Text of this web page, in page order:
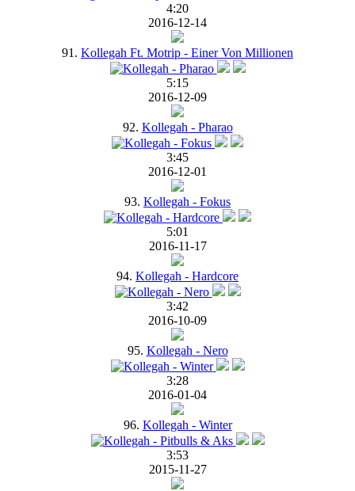
4:20
2016-12-14
91. Kollegah Ft. Motrip - Einer Von Millionen
5:15
2016-12-09
92. Kollegah - Pharao
3:45
2016-12-01
93. Kollegah - Fokus
5:01
2016-11-17
94. Kollegah - Hardcore
3:42
2016-10-09
95. Kollegah - Nero
3:28
2016-01-04
96. Kollegah - Winter
3:53
2015-11-27